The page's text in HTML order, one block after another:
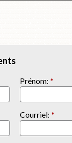
Prénom: *
Courriel: *